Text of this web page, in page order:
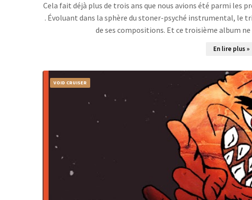
Cela fait déjà plus de trois ans que nous avions été parmi les
. Évoluant dans la sphère du stoner-psyché instrumental, le
de ses compositions. Et ce troisième album
En lire plus »
VOID CRUISER